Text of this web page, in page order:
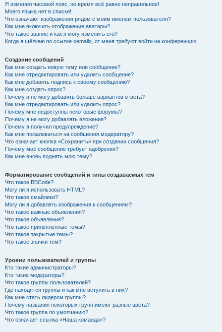
Я изменил часовой пояс, но время всё равно неправильное!
Моего языка нет в списке!
Что означают изображения рядом с моим именем пользователя?
Как мне включить отображение аватары?
Что такое звание и как я могу изменить его?
Когда я щёлкаю по ссылке «email», от меня требуют войти на конференцию!
Создание сообщений
Как мне создать новую тему или сообщение?
Как мне отредактировать или удалить сообщение?
Как мне добавить подпись к своему сообщению?
Как мне создать опрос?
Почему я не могу добавить больше вариантов ответа?
Как мне отредактировать или удалить опрос?
Почему мне недоступны некоторые форумы?
Почему я не могу добавлять вложения?
Почему я получил предупреждение?
Как мне пожаловаться на сообщения модератору?
Что означает кнопка «Сохранить» при создании сообщения?
Почему моё сообщение требует одобрения?
Как мне вновь поднять мою тему?
Форматирование сообщений и типы создаваемых тем
Что такое BBCode?
Могу ли я использовать HTML?
Что такое смайлики?
Могу ли я добавлять изображения к сообщениям?
Что такое важные объявления?
Что такое объявления?
Что такое прилепленные темы?
Что такое закрытые темы?
Что такое значки тем?
Уровни пользователей и группы
Кто такие администраторы?
Кто такие модераторы?
Что такое группы пользователей?
Где находятся группы и как мне вступить в них?
Как мне стать лидером группы?
Почему названия некоторых групп имеют разные цвета?
Что такое группа по умолчанию?
Что означает ссылка «Наша команда»?